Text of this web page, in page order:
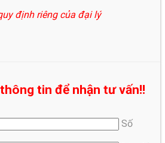
định riêng của đại lý
tin để nhận tư vấn!!
Số